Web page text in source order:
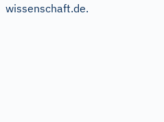
wissenschaft.de.